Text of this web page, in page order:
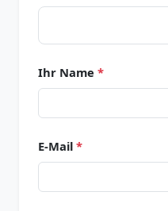
Ihr Name *
E-Mail *